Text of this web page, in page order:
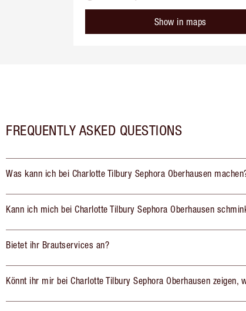
Show in maps
FREQUENTLY ASKED QUESTIONS
Was kann ich bei Charlotte Tilbury Sephora Oberhausen
Kann ich mich bei Charlotte Tilbury Sephora Oberhausen
Bietet ihr Brautservices an?
Könnt ihr mir bei Charlotte Tilbury Sephora Oberhausen zeigen,